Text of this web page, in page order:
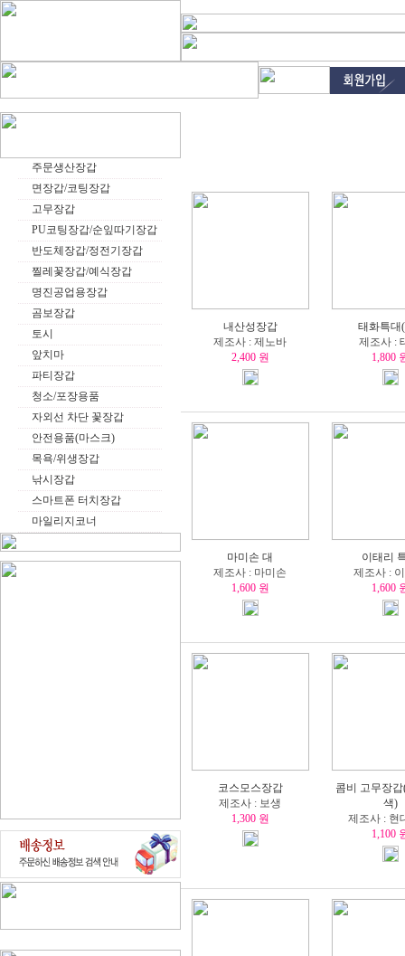
주문생산장갑
면장갑/코팅장갑
고무장갑
PU코팅장갑/순잎따기장갑
반도체장갑/정전기장갑
찔레꽃장갑/예식장갑
명진공업용장갑
곰보장갑
토시
앞치마
파티장갑
청소/포장용품
자외선 차단 꽃장갑
안전용품(마스크)
목욕/위생장갑
낚시장갑
스마트폰 터치장갑
마일리지코너
내산성장갑
제조사 : 제노바
2,400 원
태화특대
제조사 :
1,800
마미손 대
제조사 : 마미손
1,600 원
이태리
제조사 :
1,600
코스모스장갑
제조사 : 보생
1,300 원
콤비 고무장
색)
제조사 : 현
1,100